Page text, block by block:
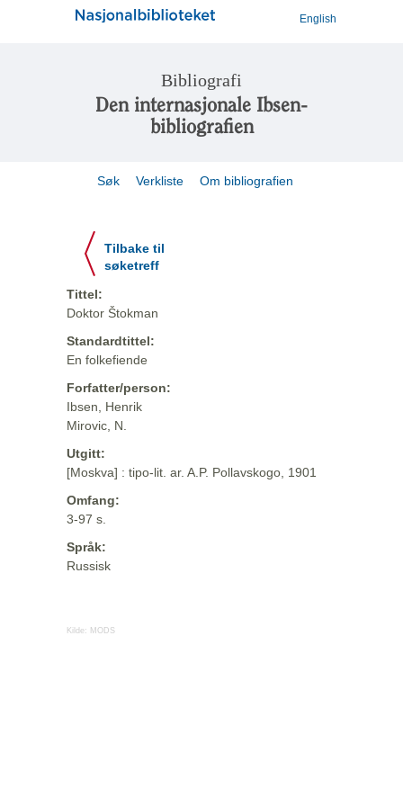
English
Bibliografi
Den internasjonale Ibsen-
bibliografien
Søk Verkliste Om bibliografien
Tilbake til
søketreff
Tittel:
Doktor Štokman
Standardtittel:
En folkefiende
Forfatter/person:
Ibsen, Henrik
Mirovic, N.
Utgitt:
[Moskva] : tipo-lit. ar. A.P. Pollavskogo, 1901
Omfang:
3-97 s.
Språk:
Russisk
Kilde: MODS